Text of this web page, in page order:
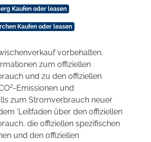
Kaufen oder leasen
Kaufen oder leasen
vorbehalten.
zum offiziellen
und zu den offiziellen
2-Emissionen und
zum Stromverbrauch neuer
'Leitfaden über den offiziellen
die offiziellen spezifischen
und den offiziellen